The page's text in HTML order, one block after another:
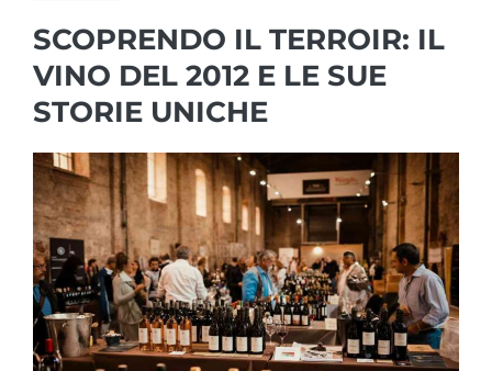
SCOPRENDO IL TERROIR: IL
VINO DEL 2012 E LE SUE
STORIE UNICHE